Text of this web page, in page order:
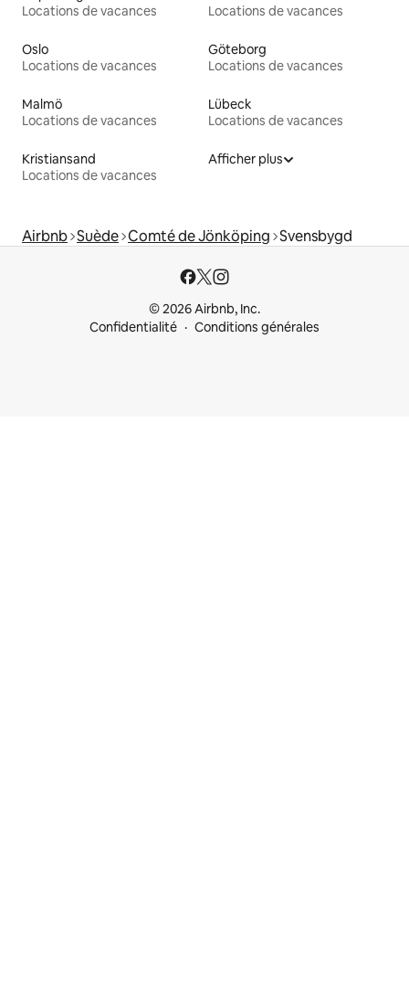
Locations de vacances
Locations de vacances
Oslo
Locations de vacances
Göteborg
Locations de vacances
Malmö
Locations de vacances
Lübeck
Locations de vacances
Kristiansand
Locations de vacances
Afficher plus
Airbnb Suède Comté de Jönköping Svensbygd
© 2026 Airbnb, Inc.
Confidentialité
Conditions générales